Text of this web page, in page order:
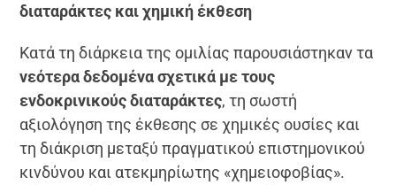
διαταράκτες και χημική έκθεση
Κατά τη διάρκεια της ομιλίας παρουσιάστηκαν τα
νεότερα δεδομένα σχετικά με τους
ενδοκρινικούς διαταράκτες, τη σωστή
αξιολόγηση της έκθεσης σε χημικές ουσίες και
τη διάκριση μεταξύ πραγματικού επιστημονικού
κινδύνου και ατεκμηρίωτης «χημειοφοβίας».